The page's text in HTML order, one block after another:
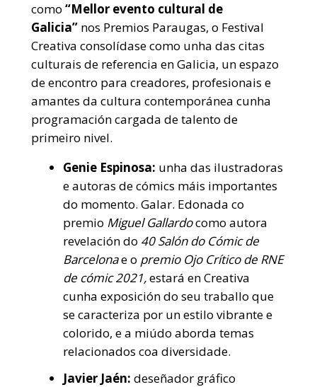
como “Mellor evento cultural de
Galicia” nos Premios Paraugas, o Festival
Creativa consolídase como unha das citas
culturais de referencia en Galicia, un espazo
de encontro para creadores, profesionais e
amantes da cultura contemporánea cunha
programación cargada de talento de
primeiro nivel.
Genie Espinosa: unha das ilustradoras
e autoras de cómics máis importantes
do momento. Galar. Edonada co
premio Miguel Gallardocomo autora
revelación do 40 Salón do Cómic de
Barcelonae o premio Ojo Crítico de RNE
de cómic 2021,estará en Creativa
cunha exposición do seu traballo que
se caracteriza por un estilo vibrante e
colorido, e a miúdo aborda temas
relacionados coa diversidade.
Javier Jaén: deseñador gráfico